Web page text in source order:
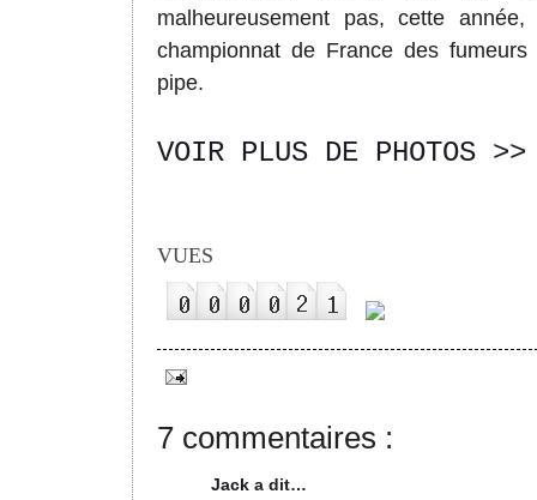
malheureusement pas, cette année,
championnat de France des fumeurs
pipe.
VOIR PLUS DE PHOTOS >>
VUES
7 commentaires :
Jack a dit…